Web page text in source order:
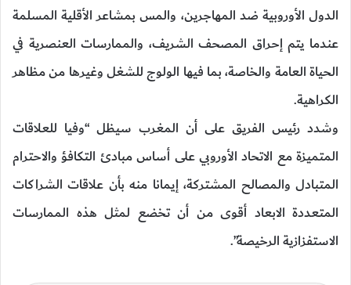
الدول الأوروبية ضد المهاجرين، والمس بمشاعر الأقلية المسلمة
عندما يتم إحراق المصحف الشريف، والممارسات العنصرية في
الحياة العامة والخاصة، بما فيها الولوج للشغل وغيرها من مظاهر
الكراهية.
وشدد رئيس الفريق على أن المغرب سيظل “وفيا للعلاقات
المتميزة مع الاتحاد الأوروبي على أساس مبادئ التكافؤ والاحترام
المتبادل والمصالح المشتركة، إيمانا منه بأن علاقات الشراكات
المتعددة الابعاد أقوى من أن تخضع لمثل هذه الممارسات
الاستفزازية الرخيصة”.